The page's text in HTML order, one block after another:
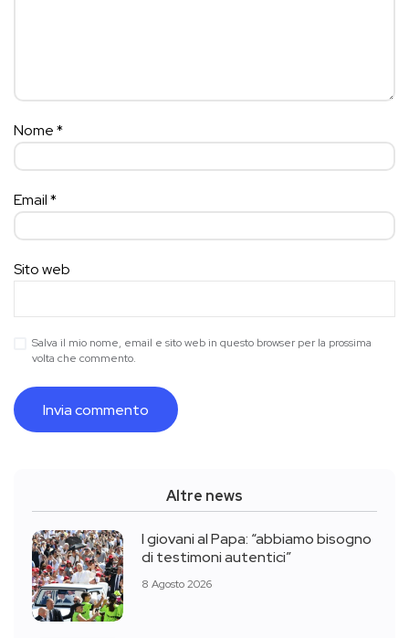
Nome*
Email*
Sito web
Salva il mio nome, email e sito web in questo browser per la prossima
volta che commento.
Altre news
I giovani al Papa: “abbiamo bisogno
di testimoni autentici”
8 Agosto 2026